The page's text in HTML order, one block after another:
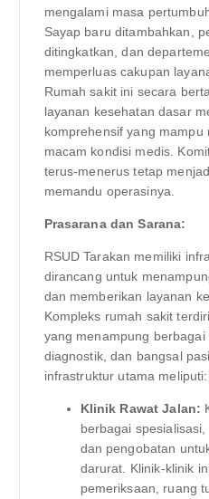
mengalami masa
Sayap baru ditambahkan,
ditingkatkan, dan
memperluas cakupan
Rumah sakit ini secara
layanan kesehatan dasar
komprehensif yang
macam kondisi medis.
terus-menerus tetap
memandu operasinya.
Prasarana dan Sarana:
RSUD Tarakan memiliki
dirancang untuk
dan memberikan layanan
Kompleks rumah sakit
yang menampung
diagnostik, dan bangsal
infrastruktur utama meliputi:
Klinik Rawat Jalan:
berbagai
dan pengobatan
darurat. Klinik-klinik
pemeriksaan, ruang